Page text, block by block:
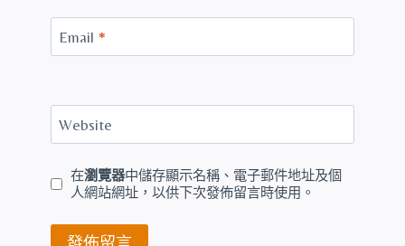
Email *
Website
在瀏覽器中儲存顯示名稱、電子郵件地址及個
人網站網址，以供下次發佈留言時使用。